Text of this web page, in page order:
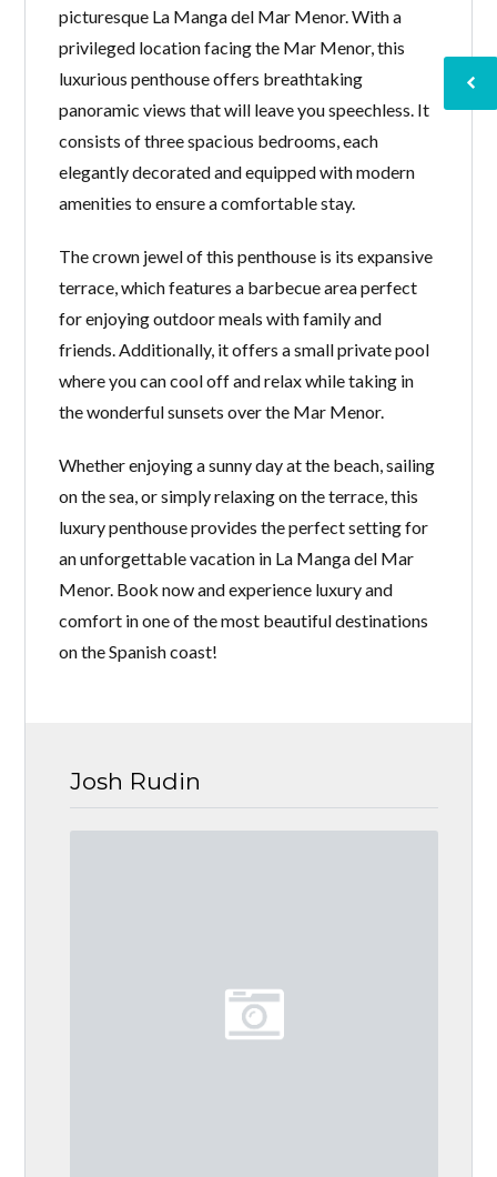
picturesque La Manga del Mar Menor. With a
privileged location facing the Mar Menor, this
luxurious penthouse offers breathtaking
panoramic views that will leave you speechless. It
consists of three spacious bedrooms, each
elegantly decorated and equipped with modern
amenities to ensure a comfortable stay.
The crown jewel of this penthouse is its expansive
terrace, which features a barbecue area perfect
for enjoying outdoor meals with family and
friends. Additionally, it offers a small private pool
where you can cool off and relax while taking in
the wonderful sunsets over the Mar Menor.
Whether enjoying a sunny day at the beach, sailing
on the sea, or simply relaxing on the terrace, this
luxury penthouse provides the perfect setting for
an unforgettable vacation in La Manga del Mar
Menor. Book now and experience luxury and
comfort in one of the most beautiful destinations
on the Spanish coast!
Josh Rudin